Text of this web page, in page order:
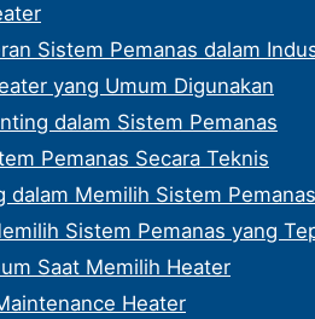
Sistem Pemanas dalam
yang Umum Digunakan
dalam Sistem Pemanas
Pemanas Secara Teknis
dalam Memilih Sistem
Sistem Pemanas yang
Saat Memilih Heater
Heater